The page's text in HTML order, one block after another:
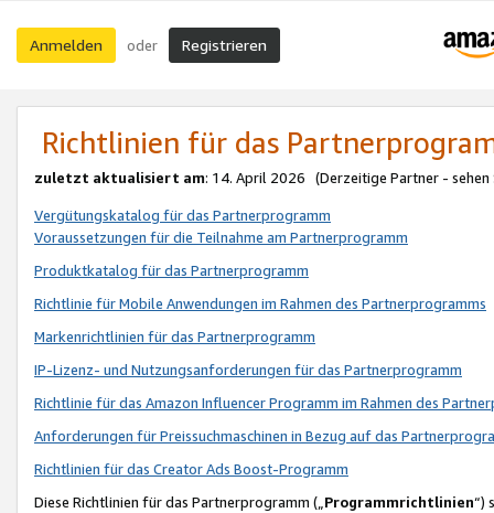
Anmelden oder Registrieren
Richtlinien für das
zuletzt aktualisiert am: 14. April 2026 (Derzeitige Partner - sehen
Vergütungskatalog für das Partnerprogramm
Voraussetzungen für die Teilnahme am Partnerprogramm
Produktkatalog für das Partnerprogramm
Richtlinie für Mobile Anwendungen im Rahmen des Partnerprogramms
Markenrichtlinien für das Partnerprogramm
IP-Lizenz- und Nutzungsanforderungen für das Partnerprogramm
Richtlinie für das Amazon Influencer Programm im Rahmen des
Anforderungen für Preissuchmaschinen in Bezug auf das
Richtlinien für das Creator Ads Boost-Programm
Diese Richtlinien für das Partnerprogramm („Programmrichtlinien“)